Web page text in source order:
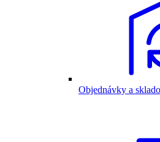
Objednávky a